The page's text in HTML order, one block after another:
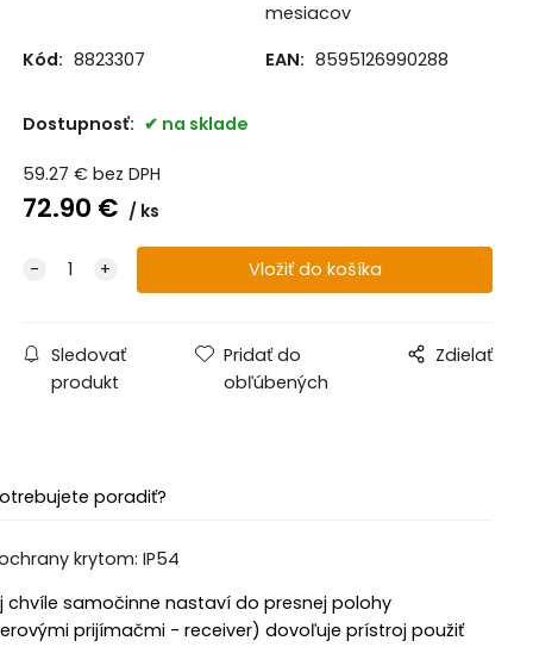
mesiacov
Kód: 8823307 EAN: 8595126990288
Dostupnosť: na sklade
59.27 € bez DPH
72.90 € ks
Sledovať
produkt
Pridať do
obľúbených
Zdielať
poradiť?
chvíle samočinne nastaví do presnej polohy
prijímačmi - receiver) dovoľuje prístroj použiť